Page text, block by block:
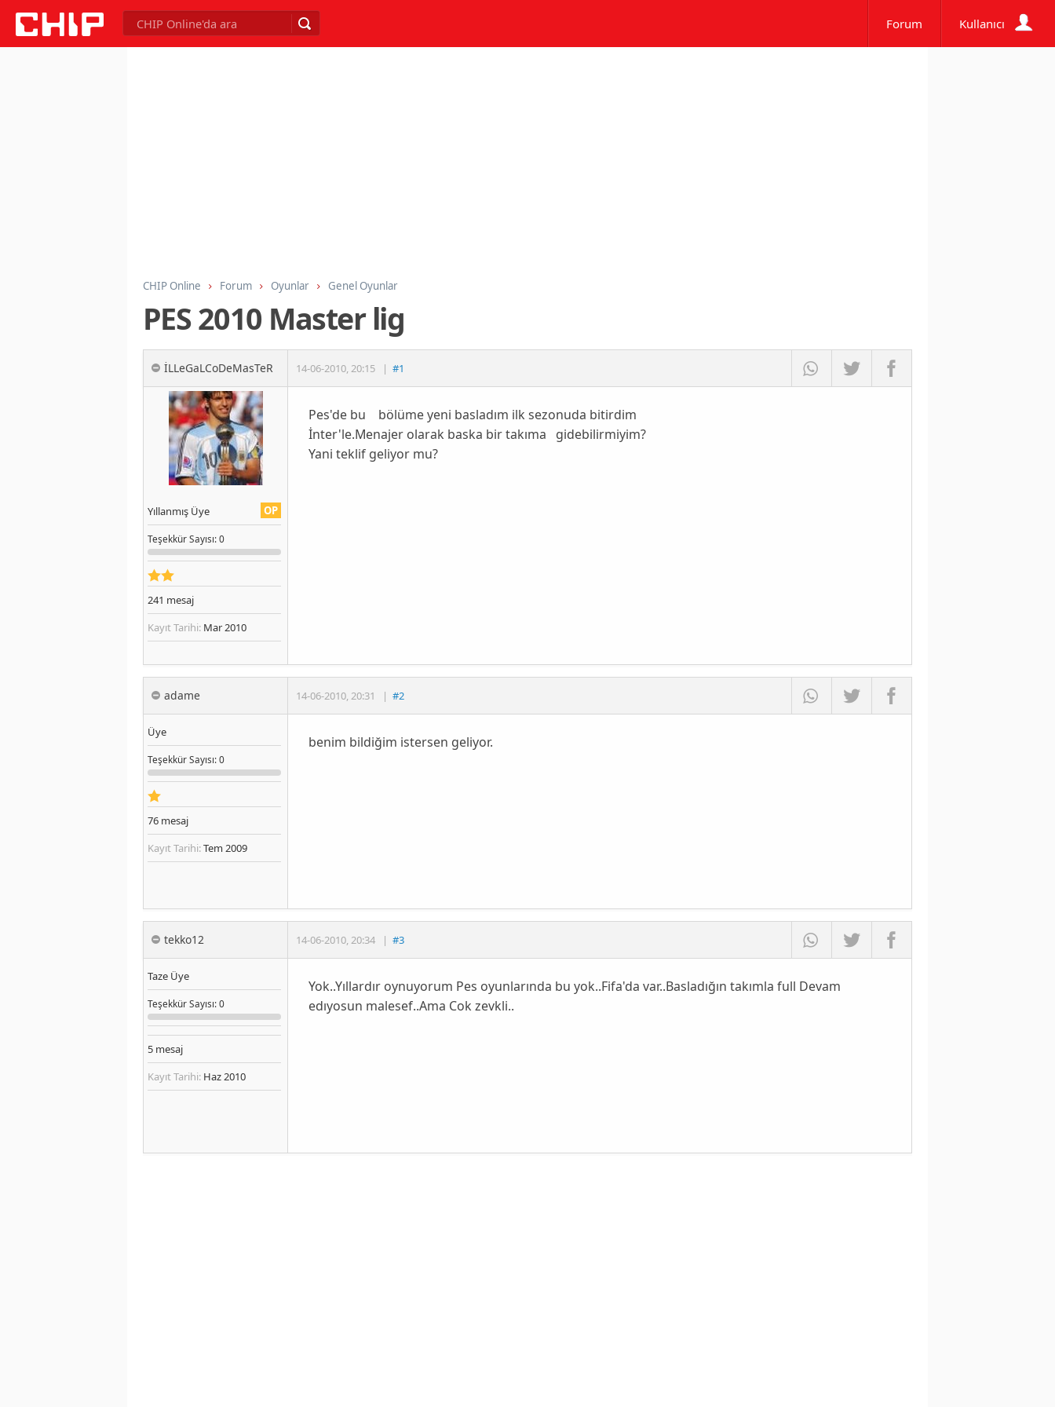
Forum Kullanıcı
CHIP Online Forum Oyunlar Genel Oyunlar
PES 2010 Master lig
İLLeGaLCoDeMasTeR 14-06-2010,20:15 | #1
OP
Yıllanmış Üye
TeşekkürSayısı: 0
241 mesaj
Kayıt Tarihi: Mar 2010
Pes'de bu bölüme yeni basladım ilk sezonuda bitirdim
İnter'le.Menajer olarak baska bir takıma gidebilirmiyim?
Yani teklif geliyor mu?
adame 14-06-2010,20:31 | #2
Üye
TeşekkürSayısı: 0
76 mesaj
Kayıt Tarihi:Tem 2009
benim bildiğim istersen geliyor.
tekko12 14-06-2010,20:34 | #3
Taze Üye
TeşekkürSayısı: 0
5 mesaj
Kayıt Tarihi: Haz 2010
Yok..Yıllardır oynuyorum Pes oyunlarında bu yok..Fifa'da var..Basladığın takımla full Devam
edıyosun malesef..Ama Cok zevkli..